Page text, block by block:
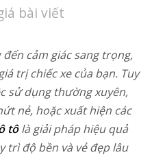
bài viết
cảm giác sang trọng,
trị chiếc xe của bạn. Tuy
sử dụng thường xuyên,
nẻ, hoặc xuất hiện các
tôlà giải pháp hiệu quả
trì độ bền và vẻ đẹp lâu